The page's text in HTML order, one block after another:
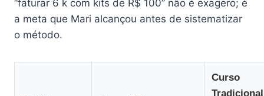
“faturar 6 k com kits de R$ 100” não é exagero; é
a meta que Mari alcançou antes de sistematizar
o método.
Curso
Tradicional